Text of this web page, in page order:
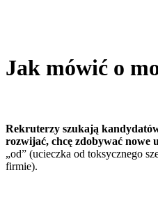
Jak mówić o
Rekruterzy szukają
rozwijać, chcę zdobywać nowe
„od” (ucieczka od toksycznego
firmie).